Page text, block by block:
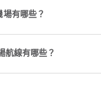
場有哪些？
航線有哪些？